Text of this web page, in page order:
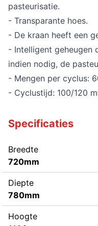
pasteurisatie.
- Transparante hoes.
- De kraan heeft een
- Intelligent geheugen
indien nodig, de
- Mengen per cyclus:
- Cyclustijd: 100/120
Specificaties
Breedte
720mm
Diepte
780mm
Hoogte